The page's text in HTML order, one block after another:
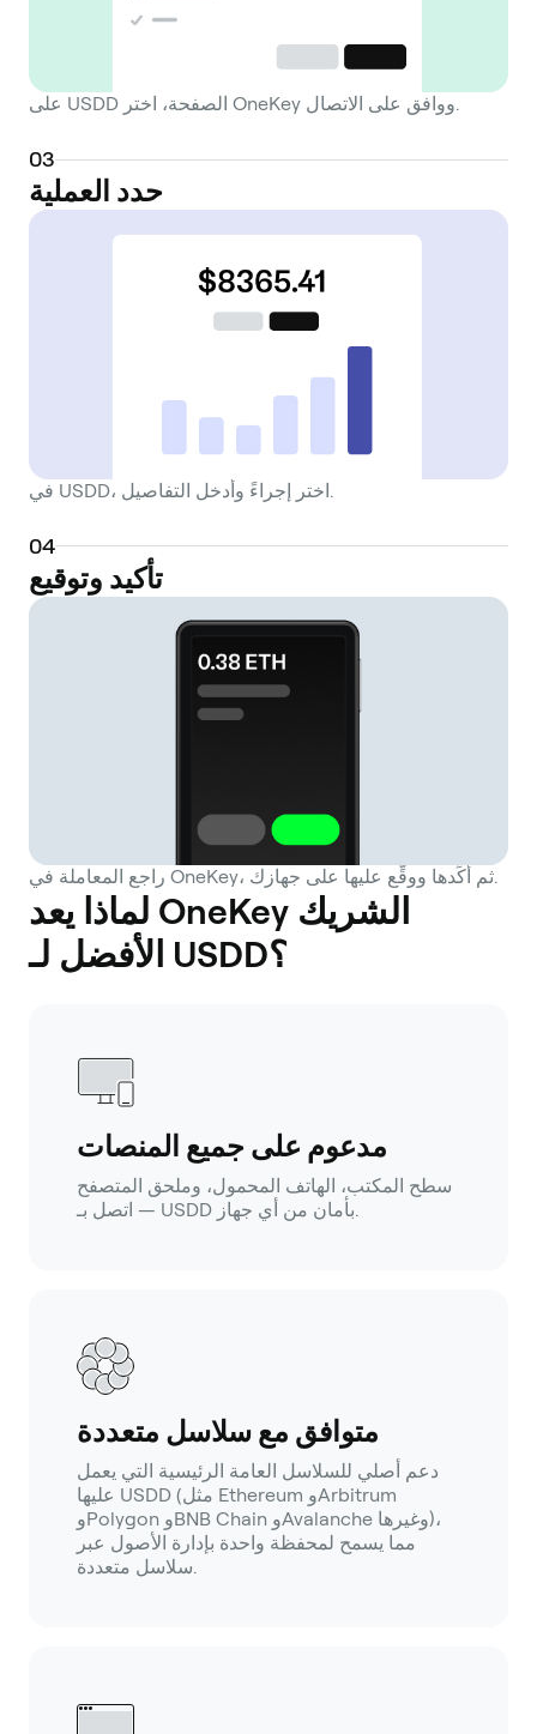
على USDD الصفحة، اختر OneKey ووافق على الاتصال.
03
حدد العملية
04
تأكيد وتوقيع
راجع المعاملة في OneKey، ثم أكِّدها ووقِّع عليها على جهازك.
لماذا يعد OneKey الشريك
الأفضل لـ USDD؟
مدعوم على جميع المنصات
سطح المكتب، الهاتف المحمول، وملحق المتصفح
— اتصل بـ USDD بأمان من أي جهاز.
متوافق مع سلاسل متعددة
دعم أصلي للسلاسل العامة الرئيسية التي يعمل
عليها USDD (مثل Ethereum وArbitrum
وPolygon وBNB Chain وAvalanche وغيرها)،
مما يسمح لمحفظة واحدة بإدارة الأصول عبر
سلاسل متعددة.